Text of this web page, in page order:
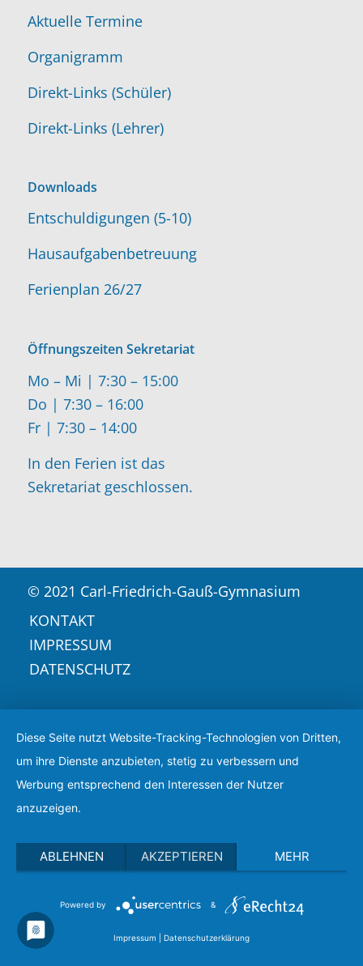
Aktuelle Termine
Organigramm
Direkt-Links (Schüler)
Direkt-Links (Lehrer)
Downloads
Entschuldigungen (5-10)
Hausaufgabenbetreuung
Ferienplan 26/27
Öffnungszeiten Sekretariat
Mo – Mi | 7:30 – 15:00
Do | 7:30 – 16:00
Fr | 7:30 – 14:00
In den Ferien ist das
Sekretariat geschlossen.
© 2021 Carl-Friedrich-Gauß-Gymnasium
KONTAKT
IMPRESSUM
DATENSCHUTZ
Diese Seite nutzt Website-Tracking-Technologien von Dritten,
um ihre Dienste anzubieten, stetig zu verbessern und
Werbung entsprechend den Interessen der Nutzer
anzuzeigen.
ABLEHNEN AKZEPTIEREN MEHR
Powered by &
Impressum Datenschutzerklärung